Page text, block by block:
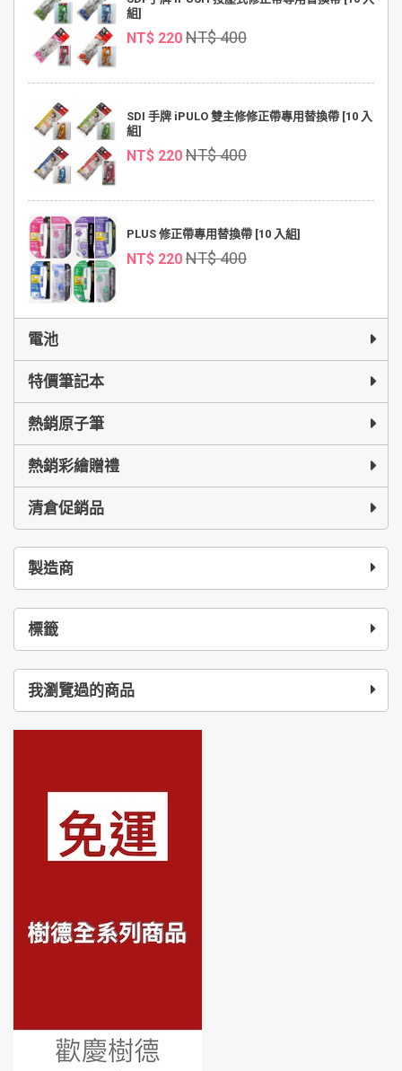
組]
NT$ 220 NT$ 400
SDI 手牌 iPULO 雙主修修正帶專用替換帶 [10 入
組]
NT$ 220 NT$ 400
PLUS 修正帶專用替換帶 [10 入組]
NT$ 220 NT$ 400
電池
特價筆記本
熱銷原子筆
熱銷彩繪贈禮
清倉促銷品
製造商
標籤
我瀏覽過的商品